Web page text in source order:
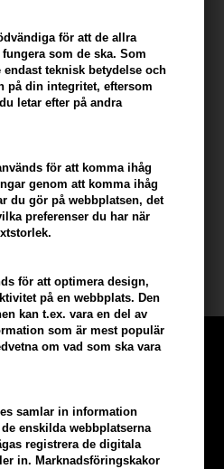
för att de allra
som de ska. Som
endast teknisk betydelse och
på din integritet, eftersom
letar efter på andra
för att komma ihåg
genom att komma ihåg
du gör på webbplatsen, det
preferenser du har när
för att optimera design,
på en webbplats. Den
kan t.ex. vara en del av
som är mest populär
om vad som ska vara
samlar in information
enskilda webbplatserna
registrera de digitala
in. Marknadsföringskakor
parfymerad och utvecklad för att
och ger en fräsch känsla som
är också lämplig för att minska
efter rengöring.